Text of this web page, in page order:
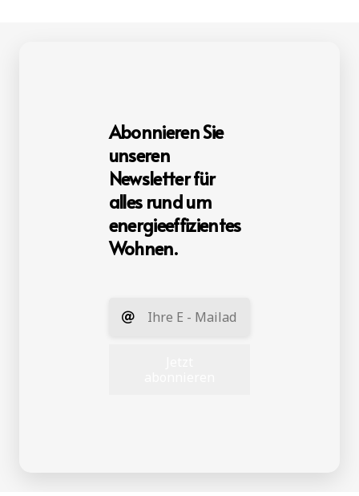
Abonnieren Sie
unseren
Newsletter für
alles rund um
energieeffizientes
Wohnen.